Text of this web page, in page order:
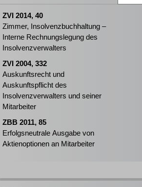
ZVI 2014, 40
Zimmer, Insolvenzbuchhaltung –
Interne Rechnungslegung des
Insolvenzverwalters
ZVI 2004, 332
Auskunftsrecht und
Auskunftspflicht des
Insolvenzverwalters und seiner
Mitarbeiter
ZBB 2011, 85
Erfolgsneutrale Ausgabe von
Aktienoptionen an Mitarbeiter